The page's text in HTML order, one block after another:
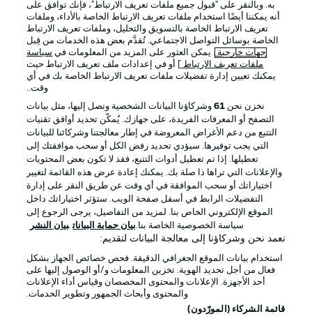
Football as it's meant to be
تطبيق الدوري الألماني
Official Partners
به. وبالنقر على "قبول جميع ملفات تعريف الارتباط"، فإنك توافق على
أنه يمكننا أيضًا استخدام ملفات تعريف الارتباط الخاصة بالأداء، وملفات
تعريف الارتباط الخاصة بالتسويق والتحليل، وملفات تعريف الارتباط
الخاصة بوسائل التواصل الاجتماعي. تُقدَّم بعض هذه الخدمات من قِبل
جهات خارجية . يمكن العثور على المزيد من المعلومات في سياسة
ملفات تعريف الارتباط
] أو في إعدادات ملف تعريف الارتباط حيث
يمكنك تعيين إدارة تفضيلات ملفات تعريف الارتباط الخاصة بك في أي
وقت..
نخزن نحن 61وشركاؤنا البيانات الشخصية ونصل إليها، مثل بيانات
التصفح أو المعرفات الفريدة، على جهازك. يُمكّن تحديد أوافق تقنيات
التتبع من دعم الأغراض المعروضة في إطار معالجتنا وشركائنا للبيانات
التي يجب توفيرها. سيؤدي تحديد رفض الكل أو سحب موافقتك إلى
تعطيلها. إذا تم تعطيل أدوات التتبع، فقد لا تكون بعض المحتويات
والإعلانات التي تراها ذا صلة بك. يمكنك إعادة عرض هذه القائمة لتغيير
اختياراتك أو سحب الموافقة في أي وقت عن طريق النقر على إدارة
التفضيلات الرابط في أسفل صفحة الويب. ستؤثر اختياراتك داخل
الموقع الإلكتروني الخاص بنا. لمزيد من التفاصيل، يرجى الرجوع إلى
سياسة الخصوصية الخاصة بنا.بيان حماية البيانات بيان النشر
نعمد نحن وشركاؤنا إلى معالجة البيانات لتقديم:
استخدام بيانات الموقع الجغرافي الدقيقة. فحص خصائص الجهاز بشكل
فعال من أجل تحديد الهوية. تخزين المعلومات و/أو الوصول إليها على
أحد الأجهزة. الإعلانات والمحتوى المخصصان وقياس أداء الإعلانات
والمحتوى وأبحاث الجمهور وتطوير الخدمات.
قائمة الشركاء (المورّدون)